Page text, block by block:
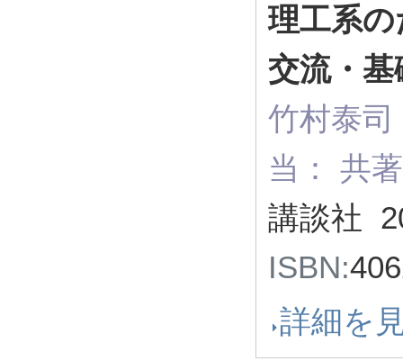
理工系
交流・基
竹村泰
当： 共
講談社
ISBN:
詳細を